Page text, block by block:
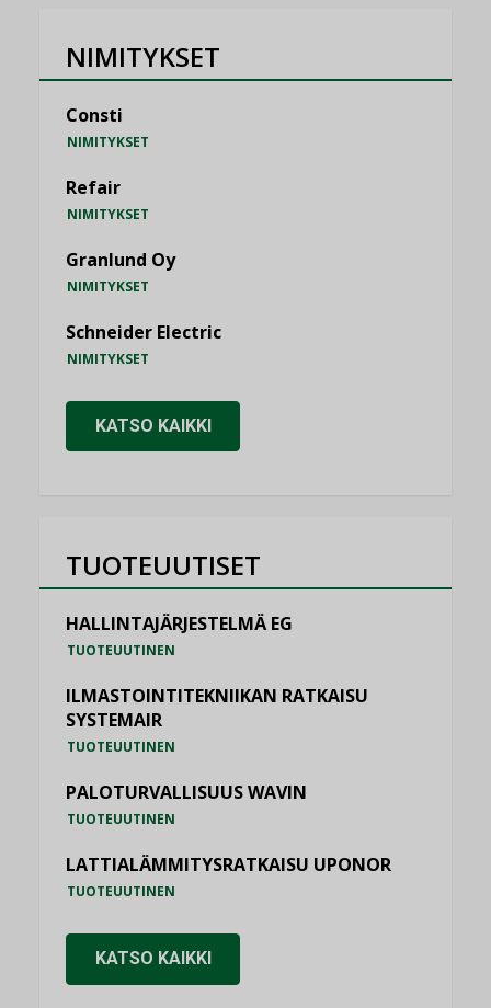
NIMITYKSET
Consti
NIMITYKSET
Refair
NIMITYKSET
Granlund Oy
NIMITYKSET
Schneider Electric
NIMITYKSET
KATSO KAIKKI
TUOTEUUTISET
HALLINTAJÄRJESTELMÄ EG
TUOTEUUTINEN
ILMASTOINTITEKNIIKAN RATKAISU
SYSTEMAIR
TUOTEUUTINEN
PALOTURVALLISUUS WAVIN
TUOTEUUTINEN
LATTIALÄMMITYSRATKAISU UPONOR
TUOTEUUTINEN
KATSO KAIKKI